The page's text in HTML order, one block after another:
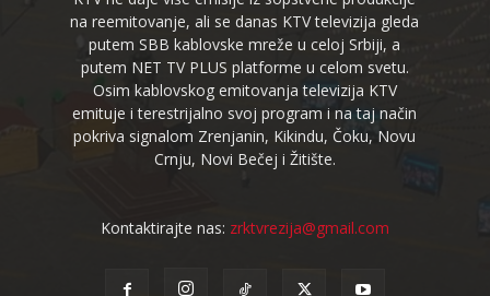
na reemitovanje, ali se danas KTV televizija gleda
putem SBB kablovske mreže u celoj Srbiji, a
putem NET TV PLUS platforme u celom svetu.
Osim kablovskog emitovanja televizija KTV
emituje i terestrijalno svoj program i na taj način
pokriva signalom Zrenjanin, Kikindu, Čoku, Novu
Crnju, Novi Bečej i Žitište.
Kontaktirajte nas: zrktvrezija@gmail.com